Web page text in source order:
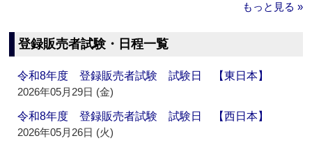
もっと見る »
登録販売者試験・日程一覧
令和8年度 登録販売者試験 試験日 【東日本】
2026年05月29日 (金)
令和8年度 登録販売者試験 試験日 【西日本】
2026年05月26日 (火)